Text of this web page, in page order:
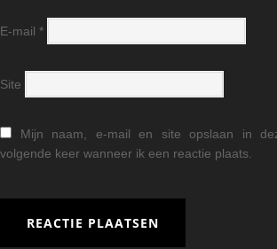
E-mail *
Site
Mijn naam, e-mail en site opslaan in
volgende keer wanneer ik een reactie plaats.